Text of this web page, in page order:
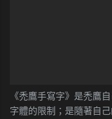
《禿鷹手寫字》是禿鷹
字體的限制；是隨著自